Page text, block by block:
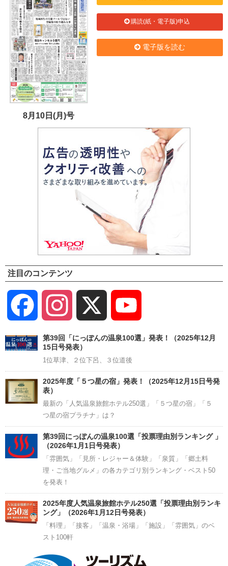
8月10日(月)号
購読(紙・電子版)申込
電子版を読む
注目のコンテンツ
Facebook Instagram
Channel
第39回「にっぽんの温泉100選」発表！（2025年12月
15日号発表）
1位草津、２位下呂、３位道後
2025年度「５つ星の宿」発表！（2025年12月15日号発
表）
最新の「人気温泉旅館ホテル250選」「５つ星の宿」「５
つ星の宿プラチナ」は？
第39回にっぽんの温泉100選「投票理由別ランキング 」
（2026年1月1日号発表）
「雰囲気」「見所・レジャー＆体験」「泉質」「郷土料
理・ご当地グルメ」の各カテゴリ別ランキング・ベスト50
を発表！
2025年度人気温泉旅館ホテル250選「投票理由別ランキ
ング」（2026年1月12日号発表）
「料理」「接客」「温泉・浴場」「施設」「雰囲気」のベ
スト100軒